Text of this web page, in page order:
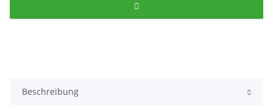
Beschreibung